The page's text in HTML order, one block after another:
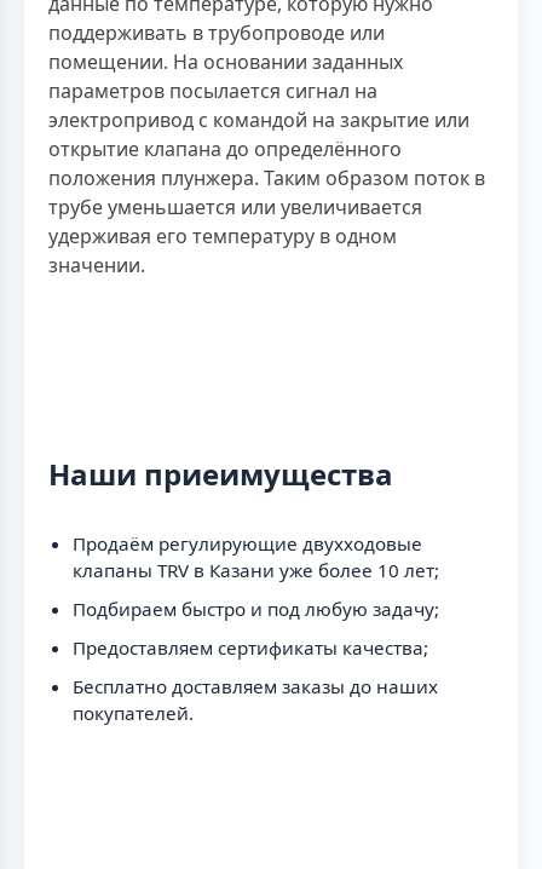
поддерживать в трубопроводе или
помещении. На основании заданных
параметров посылается сигнал на
электропривод с командой на закрытие или
открытие клапана до определённого
положения плунжера. Таким образом поток в
трубе уменьшается или увеличивается
удерживая его температуру в одном
значении.
Наши приеимущества
Продаём регулирующие двухходовые
клапаны TRV в Казани уже более 10 лет;
Подбираем быстро и под любую задачу;
Предоставляем сертификаты качества;
Бесплатно доставляем заказы до наших
покупателей.